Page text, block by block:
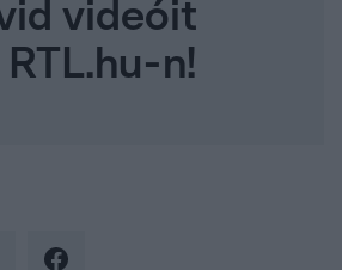
videóit
RTL.hu-n!